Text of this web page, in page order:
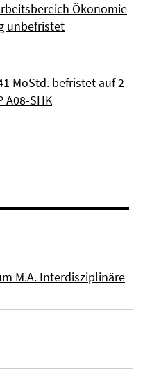
Ökonomie
unbefristet
MoStd. befristet auf 2
A08-SHK
M.A. Interdisziplinäre